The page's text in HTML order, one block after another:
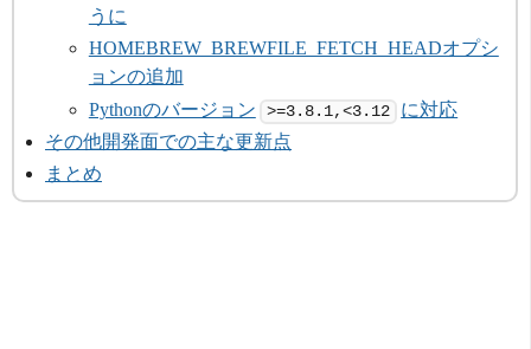
うに
HOMEBREW_BREWFILE_FETCH_HEADオプシ
ョンの追加
Pythonのバージョン
>=3.8.1,<3.12
に対応
その他開発面での主な更新点
まとめ